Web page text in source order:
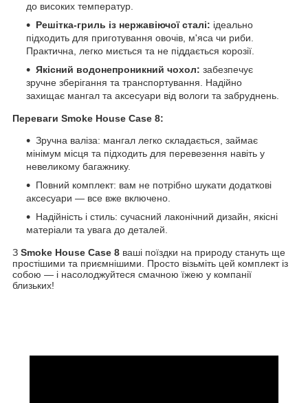
до високих температур.
Решітка-гриль із нержавіючої сталі: ідеально
підходить для приготування овочів, м'яса чи риби.
Практична, легко миється та не піддається корозії.
Якісний водонепроникний чохол: забезпечує
зручне зберігання та транспортування. Надійно
захищає мангал та аксесуари від вологи та забруднень.
Переваги Smoke House Case 8:
Зручна валіза: мангал легко складається, займає
мінімум місця та підходить для перевезення навіть у
невеликому багажнику.
Повний комплект: вам не потрібно шукати додаткові
аксесуари — все вже включено.
Надійність і стиль: сучасний лаконічний дизайн, якісні
матеріали та увага до деталей.
З Smoke House Case 8 ваші поїздки на природу стануть ще
простішими та приємнішими. Просто візьміть цей комплект із
собою — і насолоджуйтеся смачною їжею у компанії
близьких!